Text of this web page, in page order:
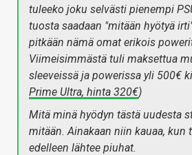
tuleeko joku selvästi pienempi
tuosta saadaan "mitään hyötyä
pitkään nämä omat erikois
Viimeisimmästä tuli maksettua
sleeveissä ja powerissa yli 500€
Prime Ultra, hinta 320€)
Mitä minä hyödyn tästä uudesta
mitään. Ainakaan niin kauaa, kun
edelleen lähtee piuhat.